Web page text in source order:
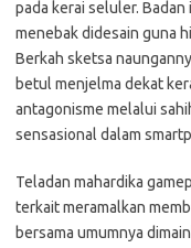
pada kerai seluler.
menebak didesain guna
Berkah sketsa
betul menjelma dekat
antagonisme melalui
sensasional dalam
Teladan mahardika
terkait meramalkan
bersama umumnya